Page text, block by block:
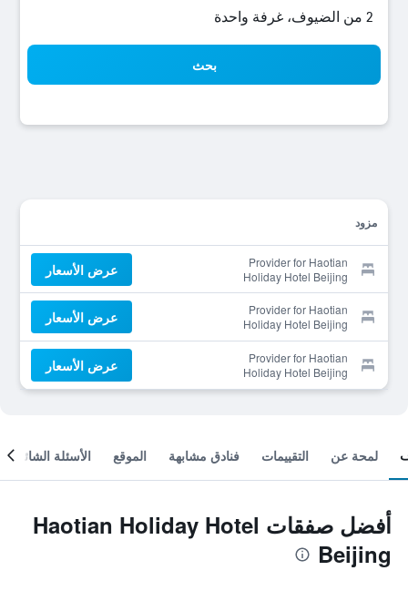
2 من الضيوف، غرفة واحدة
بحث
مزود
Provider for Haotian
Holiday Hotel Beijing
عرض الأسعار
Provider for Haotian
Holiday Hotel Beijing
عرض الأسعار
Provider for Haotian
Holiday Hotel Beijing
عرض الأسعار
لمحة عن التقييمات فنادق مشابهة الموقع الأسئلة الشائعة
أفضل صفقات Haotian Holiday Hotel
Beijing